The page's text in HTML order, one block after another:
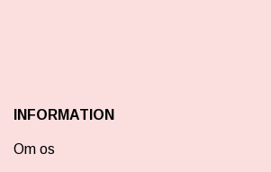
INFORMATION
Om os